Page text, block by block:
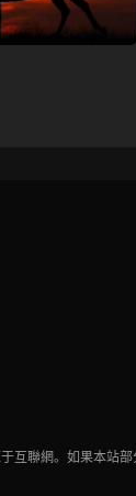
互聯網。如果本站